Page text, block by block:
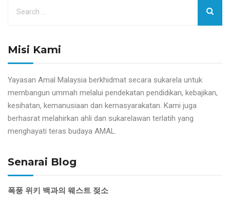
Misi Kami
Yayasan Amal Malaysia berkhidmat secara sukarela untuk
membangun ummah melalui pendekatan pendidikan, kebajikan,
kesihatan, kemanusiaan dan kemasyarakatan. Kami juga
berhasrat melahirkan ahli dan sukarelawan terlatih yang
menghayati teras budaya AMAL.
Senarai Blog
폭풍 위키 백과의 웨스트 젖소